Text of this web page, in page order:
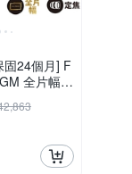
固24個月] F
全片幅標